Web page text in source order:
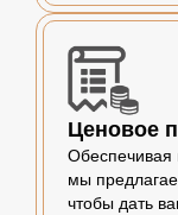
Ценовое
Обеспечивая
мы
чтобы дать